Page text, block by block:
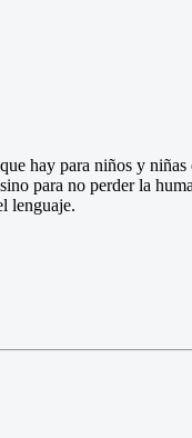
hay para niños y
para no perder la
lenguaje.